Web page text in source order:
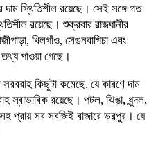
স্থিতিশীল রয়েছে। সেই সঙ্গে গত
রয়েছে। শুক্রবার রাজধানীর
খিলগাঁও, সেগুনবাগিচা এবং
পাওয়া গেছে।
কিছুটা কমেছে, যে কারণে দাম
স্বাভাবিক রয়েছে। পটল, ঝিঙা, ধুন্দল,
প্রায় সব সবজিই বাজারে ভরপুর। যে